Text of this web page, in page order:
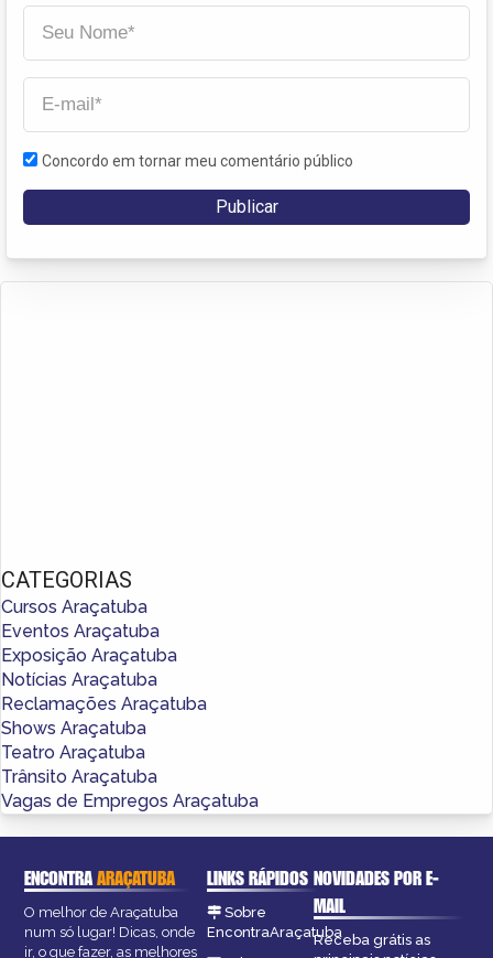
Concordo em tornar meu comentário público
CATEGORIAS
Cursos Araçatuba
Eventos Araçatuba
Exposição Araçatuba
Notícias Araçatuba
Reclamações Araçatuba
Shows Araçatuba
Teatro Araçatuba
Trânsito Araçatuba
Vagas de Empregos Araçatuba
ENCONTRAARAÇATUBA
O melhor de Araçatuba
num só lugar! Dicas, onde
ir, o que fazer, as melhores
LINKS RÁPIDOS
Sobre
EncontraAraçatuba
NOVIDADES POR E-
MAIL
Receba grátis as